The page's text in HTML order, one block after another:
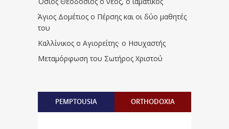
Άγιος Δομέτιος ο Πέρσης και οι δύο μαθητές
του
Καλλίνικος ο Αγιορείτης · ο Ησυχαστής
Μεταμόρφωση του Σωτήρος Χριστού
PEMPTOUSIA ORTHODOXIA